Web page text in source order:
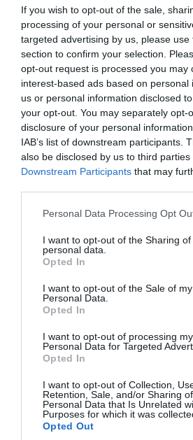
If you wish to opt-out of the sale,
processing of your personal or
targeted advertising by us, please
section to confirm your selection.
opt-out request is processed you may
interest-based ads based on personal
us or personal information disclosed
your opt-out. You may separately opt-
disclosure of your personal
IAB’s list of downstream participants.
also be disclosed by us to third parties
Downstream Participants that may
Please note that this website/app
not limited to your visit or usage
grant or deny consent to Google and
use your data for below specified
consent section.
Personal Data Processing Opt
I want to opt-out of the Sharing of
personal data.
Opted In
I want to opt-out of the Sale of my
Personal Data.
Opted In
I want to opt-out of processing my
Personal Data for Targeted
Opted In
I want to opt-out of Collection,
Retention, Sale, and/or Sharing
Personal Data that Is Unrelated
Purposes for which it was
Opted Out
09.08.2026 | 23:02
Νεοσύλλεκτοι Ουκρανοί
υπάλληλοι της TCC έτρεχαν
αλλά… εξοντώθηκαν – Δείτε
09.08.2026 | 19:02
κτίριο με Ουκρανούς στη
βίντεο
ΠΟΛΙΤΙΚΗ